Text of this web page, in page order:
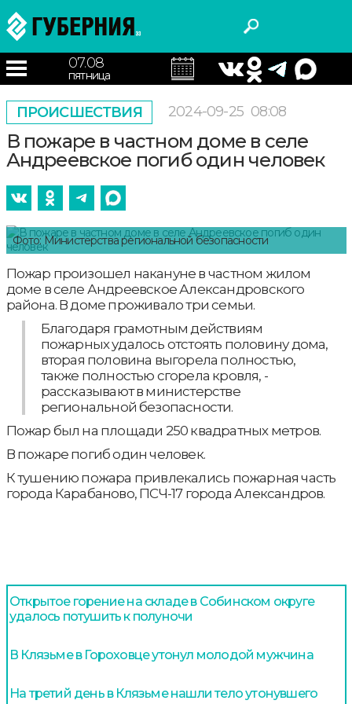
07.08
пятница
ПРОИСШЕСТВИЯ 2024-09-25 08:08
В пожаре в частном доме в селе
Андреевское погиб один человек
Фото: Министерства региональной безопасности
Пожар произошел накануне в частном жилом
доме в селе Андреевское Александровского
района. В доме проживало три семьи.
Благодаря грамотным действиям
пожарных удалось отстоять половину дома,
вторая половина выгорела полностью,
также полностью сгорела кровля, -
рассказывают в министерстве
региональной безопасности.
Пожар был на площади 250 квадратных метров.
В пожаре погиб один человек.
К тушению пожара привлекались пожарная часть
города Карабаново, ПСЧ-17 города Александров.
Открытое горение на складе в Собинском округе
удалось потушить к полуночи
В Клязьме в Гороховце утонул молодой мужчина
На третий день в Клязьме нашли тело утонувшего